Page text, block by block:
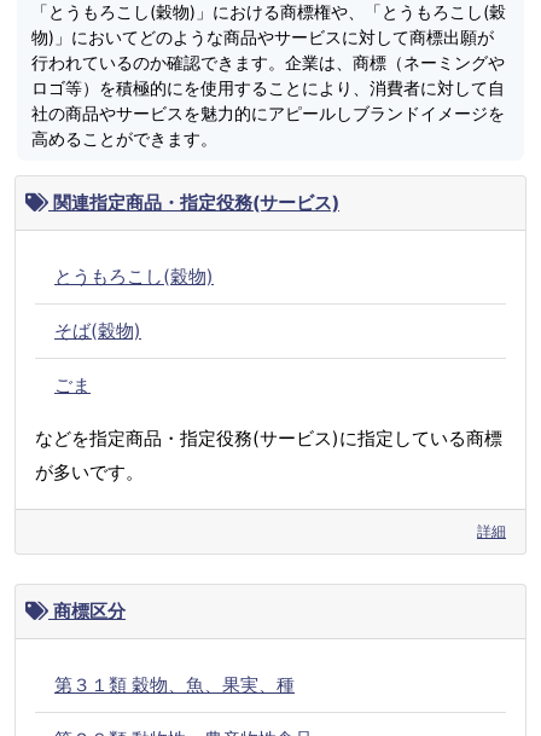
「とうもろこし(穀物)」における商標権や、「とうもろこし(穀
物)」においてどのような商品やサービスに対して商標出願が
行われているのか確認できます。企業は、商標（ネーミングや
ロゴ等）を積極的にを使用することにより、消費者に対して自
社の商品やサービスを魅力的にアピールしブランドイメージを
高めることができます。
関連指定商品・指定役務(サービス)
とうもろこし(穀物)
そば(穀物)
ごま
などを指定商品・指定役務(サービス)に指定している商標
が多いです。
詳細
商標区分
第３１類 穀物、魚、果実、種